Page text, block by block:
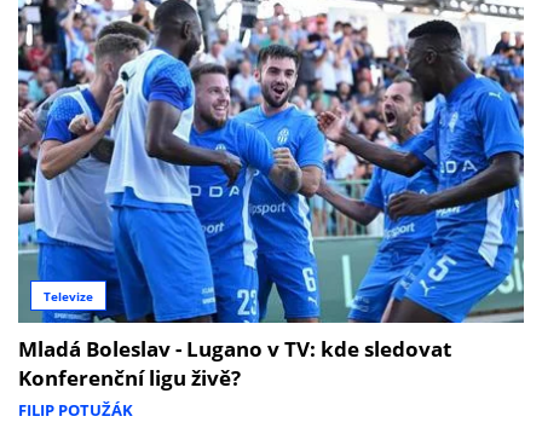
Televize
Mladá Boleslav - Lugano v TV: kde sledovat
Konferenční ligu živě?
FILIP POTUŽÁK